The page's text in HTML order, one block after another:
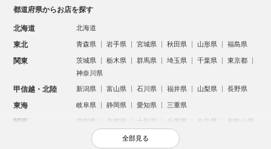
都道府県からお店を探す
北海道 北海道
東北 青森県 岩手県 宮城県 秋田県 山形県 福島県
関東 茨城県 栃木県 群馬県 埼玉県 千葉県
東京都
神奈川県
甲信越・北陸 新潟県 富山県 石川県 福井県 山梨県 長野県
東海 岐阜県 静岡県 愛知県 三重県
関西 滋賀県 京都府 大阪府 兵庫県 奈良県 和歌山県
鳥取県 島根県 岡山県 広島県
全部見る